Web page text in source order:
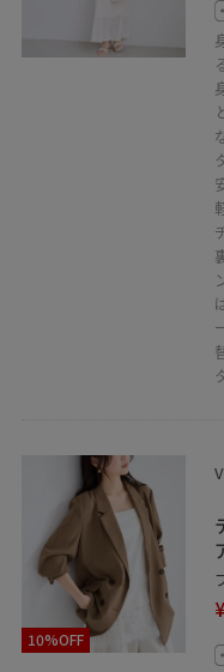
※掲載のないアイテム
スタイリングが参考
お気に入り、フォロー
お店の在庫状況に関す
コーディネートのご相
ぜひ、お気軽にメッセ
LINEでディアモール
10%OFF